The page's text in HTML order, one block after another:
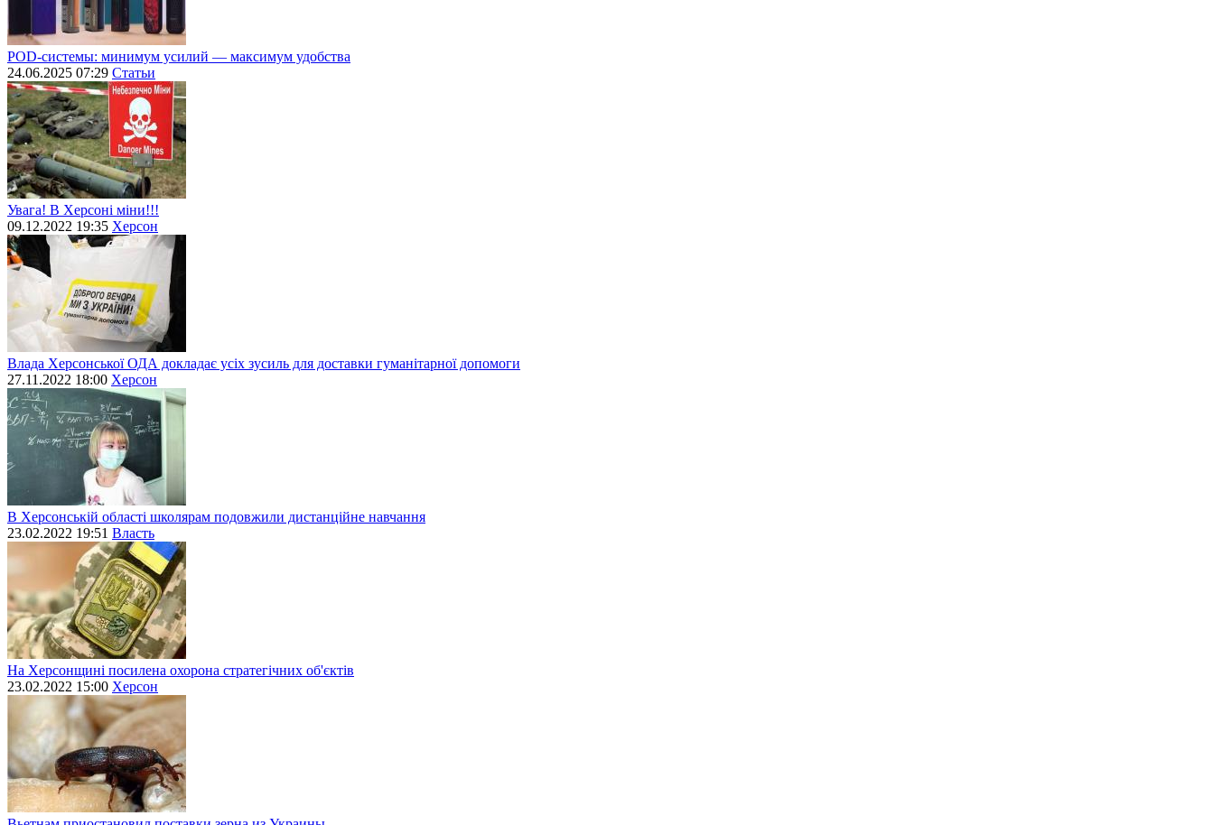
POD-системы: минимум усилий — максимум удобства
24.06.2025 07:29 Статьи
Увага! В Херсоні міни!!!
09.12.2022 19:35 Херсон
Влада Херсонської ОДА докладає усіх зусиль для доставки гуманітарної допомоги
27.11.2022 18:00 Херсон
В Херсонській області школярам подовжили дистанційне навчання
23.02.2022 19:51 Власть
На Херсонщині посилена охорона стратегічних об'єктів
23.02.2022 15:00 Херсон